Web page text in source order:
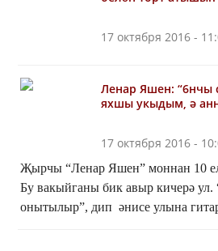
17 октября 2016 -
Ленар Яшен: “6нчы
яхшы укыдым, ә
17 октября 2016 -
Җырчы “Ленар Яшен” моннан 10 ел
Бу вакыйганы бик авыр кичерә ул.
онытылыр”, дип әнисе улына